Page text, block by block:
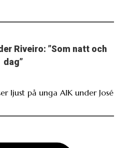
Riveiro: ”Som natt och
dag”
ljust på unga AIK under José